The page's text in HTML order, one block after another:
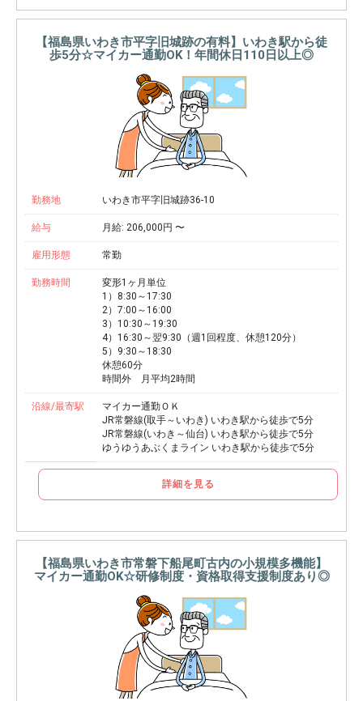
【福島県いわき市平字旧城跡の有料】いわき駅から徒
歩5分☆マイカー通勤OK！年間休日110日以上◎
勤務地 いわき市平字旧城跡36-10
給与 月給: 206,000円 〜
雇用形態 常勤
勤務時間
変形1ヶ月単位
1）8:30～17:30
2）7:00～16:00
3）10:30～19:30
4）16:30～翌9:30（週1回程度、休憩120分）
5）9:30～18:30
休憩60分
時間外 月平均2時間
沿線/最寄駅
マイカー通勤ＯＫ
JR常磐線(取手～いわき) いわき駅から徒歩で5分
JR常磐線(いわき～仙台) いわき駅から徒歩で5分
ゆうゆうあぶくまライン いわき駅から徒歩で5分
詳細を見る
【福島県いわき市常磐下船尾町古内の小規模多機能】
マイカー通勤OK☆研修制度・資格取得支援制度あり◎